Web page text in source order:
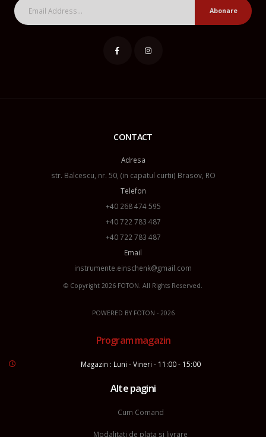
Abonare
CONTACT
Adresa
str. Balcescu, nr. 50, (in capatul curtii) Brasov, RO
Telefon
+40 268 474 595
+40 722 783 487
+40 722 783 487
Email
instrumente.einschenk@gmail.com
© Copyright 2026 FOTON. All Rights Reserved.
POWERED BY FOTON - 2026
Program magazin
Magazin : Luni - Vineri - 11:00 - 15:00
Alte pagini
Cum Comand
Modalitati de plata si livrare